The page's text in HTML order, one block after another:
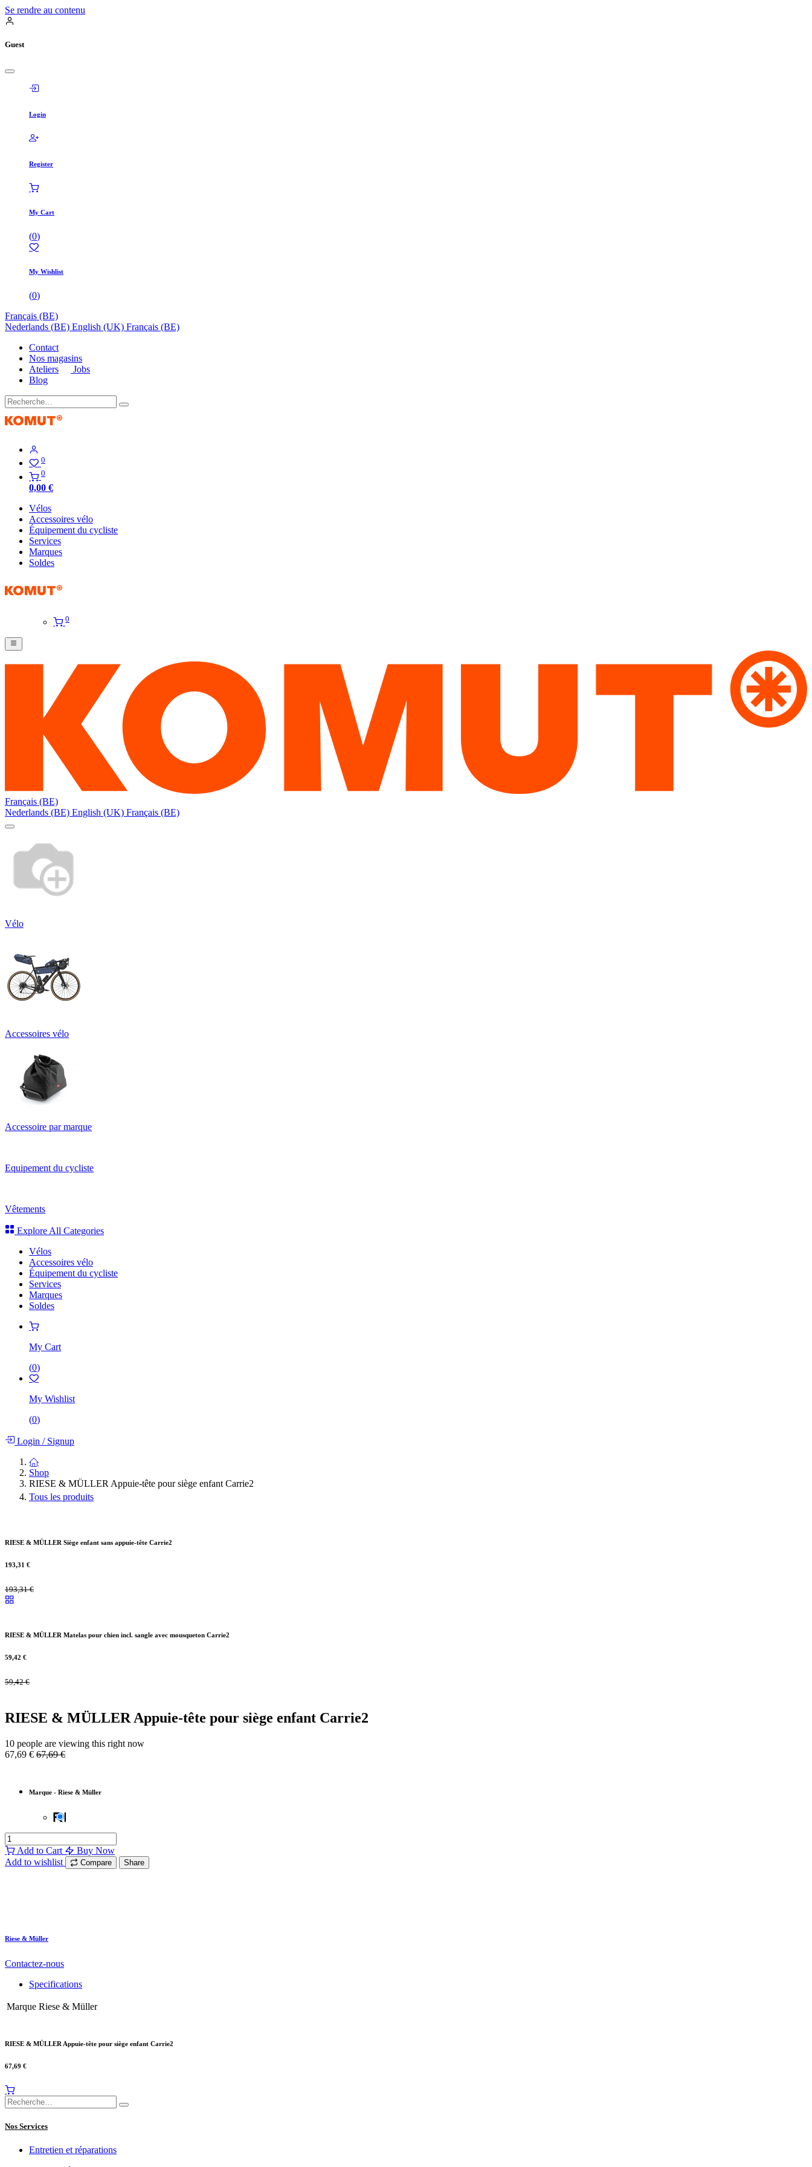
Se rendre au contenu
Guest
Login
Register
My Cart
(0)
My Wishlist
(0)
Français (BE)
Nederlands (BE) English (UK) Français (BE)
Contact
Nos magasins
Ateliers
Jobs
Blog
0
0
0,00 €
Vélos
Accessoires vélo
Équipement du cycliste
Services
Marques
Soldes
0
Français (BE)
Nederlands (BE) English (UK) Français (BE)
Vélo
Accessoires vélo
Accessoire par marque
Equipement du cycliste
Vêtements
Explore All Categories
Vélos
Accessoires vélo
Équipement du cycliste
Services
Marques
Soldes
My Cart
(0)
My Wishlist
(0)
Login /Signup
Shop
RIESE & MÜLLER Appuie-tête pour siège enfant Carrie2
Tous les produits
RIESE & MÜLLER Siège enfant sans appuie-tête Carrie2
193,31 €
193,31€
RIESE & MÜLLER Matelas pour chien incl. sangle avec mousqueton Carrie2
59,42 €
59,42€
RIESE & MÜLLER Appuie-tête pour siège enfant Carrie2
10 people are viewing this right now
67,69 € 67,69€
Marque - Riese & Müller
Add to Cart
Buy Now
Add to wishlist
Compare Share
Riese & Müller
Contactez-nous
Specifications
Marque Riese & Müller
RIESE & MÜLLER Appuie-tête pour siège enfant Carrie2
67,69 €
Nos Services
Entretien et réparations